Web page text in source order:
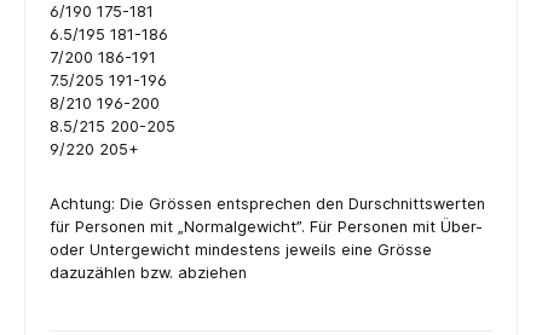
6/190 175-181
6.5/195 181-186
7/200 186-191
7.5/205 191-196
8/210 196-200
8.5/215 200-205
9/220 205+
Achtung: Die Grössen entsprechen den Durschnittswerten
für Personen mit „Normalgewicht”. Für Personen mit Über-
oder Untergewicht mindestens jeweils eine Grösse
dazuzählen bzw. abziehen